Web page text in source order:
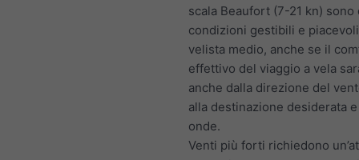
scala Beaufort (7-21 kn)
condizioni gestibili e
velista medio, anche se il
effettivo del viaggio a vela
anche dalla direzione del
alla destinazione desiderata
onde.
Venti più forti richiedono